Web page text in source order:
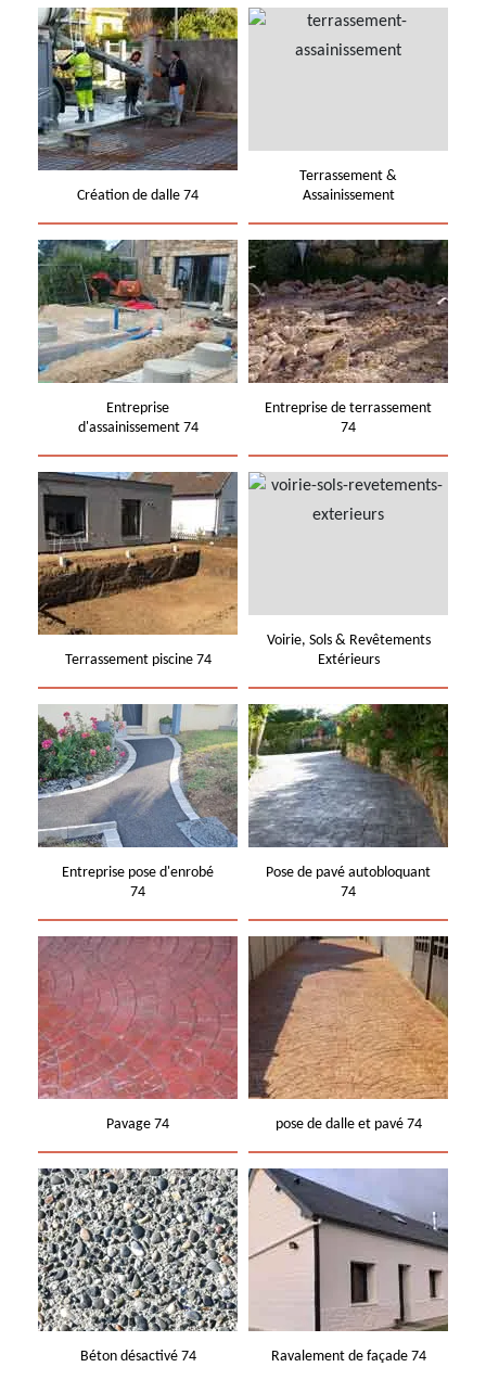
Création de dalle 74
Terrassement &
Assainissement
Entreprise
d'assainissement 74
Entreprise de terrassement
74
Terrassement piscine 74
Voirie, Sols & Revêtements
Extérieurs
Entreprise pose d'enrobé
74
Pose de pavé autobloquant
74
Pavage 74 pose de dalle et pavé 74
Béton désactivé 74 Ravalement de façade 74